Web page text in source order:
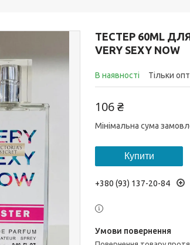
ТЕСТЕР 60ML ДЛЯ
VERY SEXY NOW
В наявності Тільки
106 ₴
Мінімальна сума
Купити
+380 (93) 137-20-84